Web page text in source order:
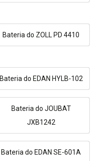
Bateria do ZOLL PD 4410
Bateria do EDAN HYLB-102
Bateria do JOUBAT
JXB1242
Bateria do EDAN SE-601A